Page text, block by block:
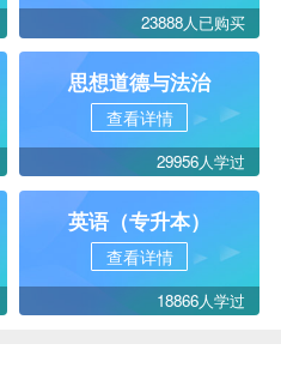
23888人已购买
思想道德与法治
查看详情
29956人学过
英语（专升本）
查看详情
18866人学过